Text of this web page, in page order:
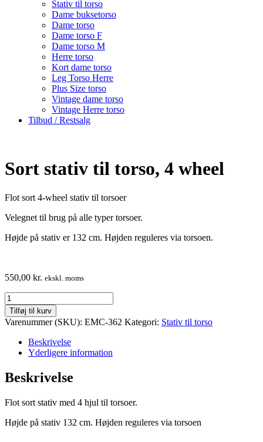
Stativ til torso
Dame buksetorso
Dame torso
Dame torso F
Dame torso M
Herre torso
Kort dame torso
Leg Torso Herre
Plus Size torso
Vintage dame torso
Vintage Herre torso
Tilbud / Restsalg
Sort stativ til torso, 4 wheel
Flot sort 4-wheel stativ til torsoer
Velegnet til brug på alle typer torsoer.
Højde på stativ er 132 cm. Højden reguleres via torsoen.
550,00 kr. ekskl. moms
Sort
stativ
til
torso,
wheel
Tilføj til kurv
Varenummer (SKU): EMC-362 Kategori: Stativ til torso
Beskrivelse
Yderligere information
Beskrivelse
Flot sort stativ med 4 hjul til torsoer.
Højde på stativ 132 cm. Højden reguleres via torsoen